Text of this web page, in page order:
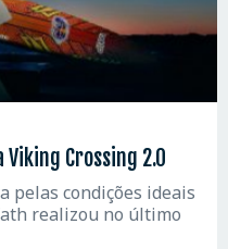
Crossing 2.0
pelas condições ideais
realizou no último